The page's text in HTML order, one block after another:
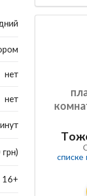
нет
нет
16+